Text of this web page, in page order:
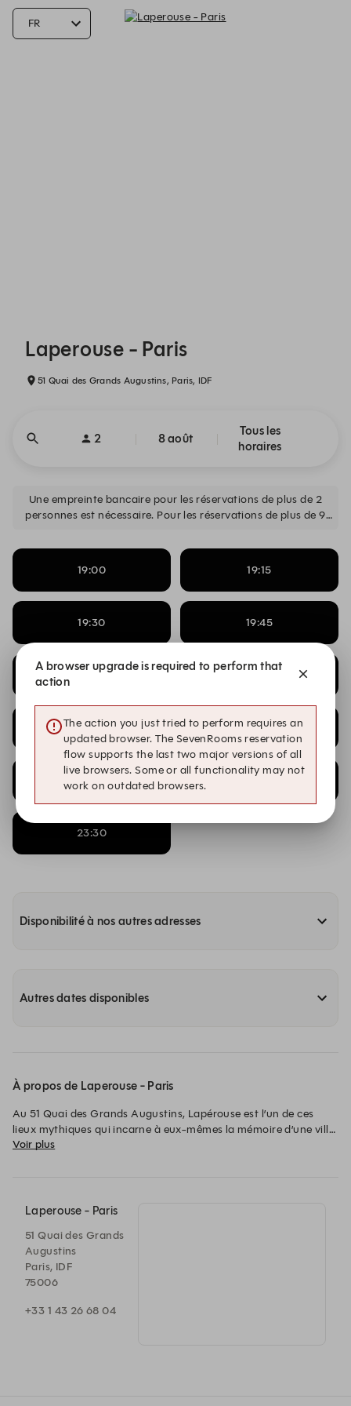
Laperouse - Paris
51 Quai des Grands Augustins, Paris, IDF
2 8 août
Tous les
horaires
Une empreinte bancaire pour les réservations de plus de 2
personnes est nécessaire. Pour les réservations de plus de 9
commercial@laperouse.com.
19:00
19:15
19:30 19:45
20:15
22:30 22:45
23:00 23:15
23:30
Disponibilité à nos autres adresses
Autres dates disponibles
À propos de Laperouse - Paris
Au 51 Quai des Grands Augustins, Lapérouse est l’un de ces
lieux mythiques qui incarne à eux-mêmes la mémoire d’une ville.
Paris. Convives et « cocottes » se retrouvent depuis plus de
élégants salons privés pour vivre la magie d’un dîner aux
chandelles et de l’art de vivre à la française.
Voir plus
Laperouse - Paris
51 Quai des Grands
Augustins
Paris, IDF
75006
+33 1 43 26 68 04
A browser upgrade is required to perform that
action
The action you just tried to perform requires an
updated browser. The SevenRooms reservation
flow supports the last two major versions of all
live browsers. Some or all functionality may not
work on outdated browsers.